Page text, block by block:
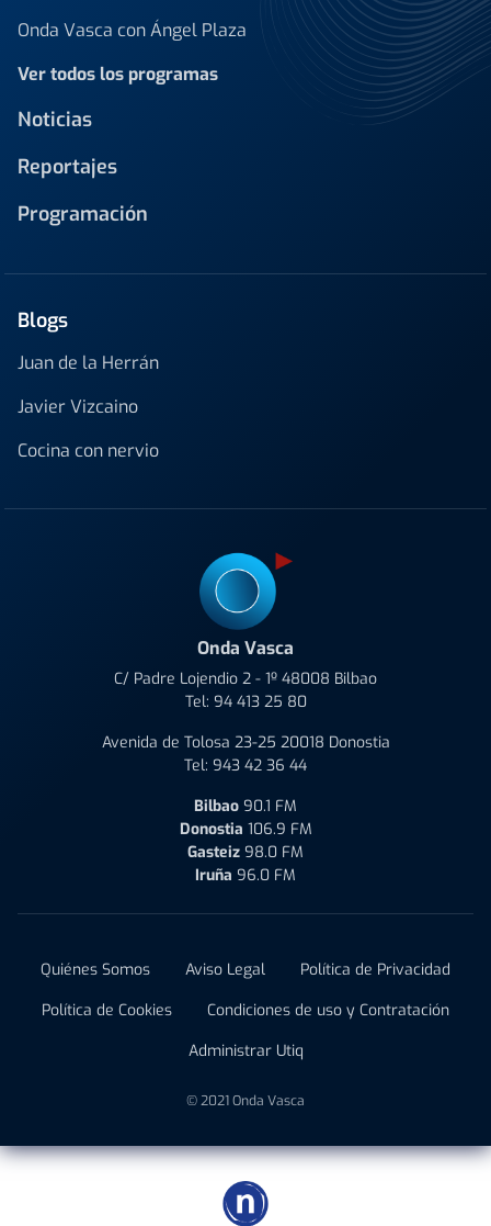
Onda Vasca con Ángel Plaza
Ver todos los programas
Noticias
Reportajes
Programación
Blogs
Juan de la Herrán
Javier Vizcaino
Cocina con nervio
Onda Vasca
C/ Padre Lojendio 2 - 1º 48008 Bilbao
Tel: 94 413 25 80
Avenida de Tolosa 23-25 20018 Donostia
Tel: 943 42 36 44
Bilbao 90.1 FM
Donostia 106.9 FM
Gasteiz 98.0 FM
Iruña 96.0 FM
Quiénes Somos Aviso Legal
Política de Privacidad
Política de Cookies
Condiciones de uso y Contratación
Administrar Utiq
© 2021 Onda Vasca